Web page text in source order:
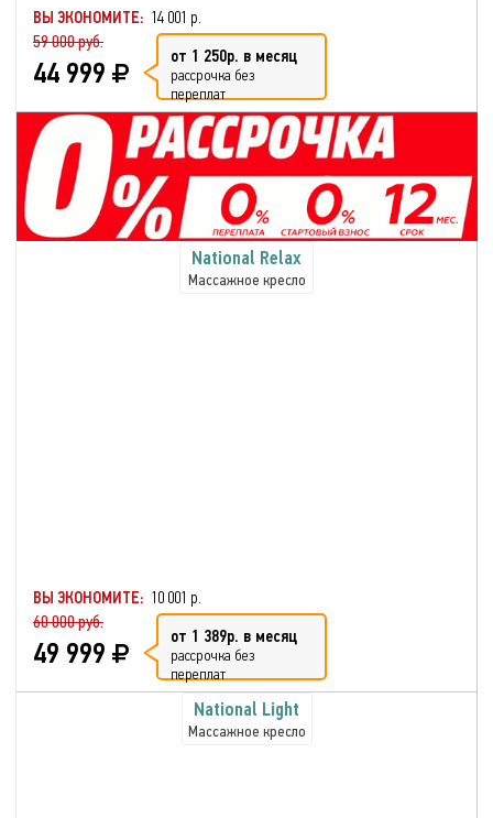
ВЫ ЭКОНОМИТЕ: 14 001 р.
59 000 руб.
44 999 от 1 250р. в месяц
рассрочка без
переплат
National Relax
Массажное кресло
ВЫ ЭКОНОМИТЕ: 10 001 р.
60 000 руб.
49 999 от 1 389р. в месяц
рассрочка без
переплат
National Light
Массажное кресло